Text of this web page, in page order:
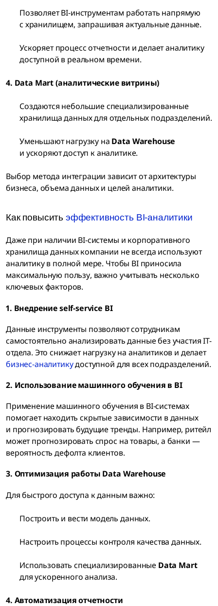
Позволяет BI-инструментам работать напрямую
с хранилищем, запрашивая актуальные данные.
Ускоряет процесс отчетности и делает аналитику
доступной в реальном времени.
4. Data Mart (аналитические витрины)
Создаются небольшие специализированные
хранилища данных для отдельных подразделений.
Уменьшают нагрузку на Data Warehouse
и ускоряют доступ к аналитике.
Выбор метода интеграции зависит от архитектуры
бизнеса, объема данных и целей аналитики.
Как повысить эффективность BI-аналитики
Даже при наличии BI-системы и корпоративного
хранилища данных компании не всегда используют
аналитику в полной мере. Чтобы BI приносила
максимальную пользу, важно учитывать несколько
ключевых факторов.
1. Внедрение self-service BI
Данные инструменты позволяют сотрудникам
самостоятельно анализировать данные без участия IT-
отдела. Это снижает нагрузку на аналитиков и делает
бизнес-аналитикудоступной для всех подразделений.
2. Использование машинного обучения в BI
Применение машинного обучения в BI-системах
помогает находить скрытые зависимости в данных
и прогнозировать будущие тренды. Например, ритейл
может прогнозировать спрос на товары, а банки —
вероятность дефолта клиентов.
3. Оптимизация работы Data Warehouse
Для быстрого доступа к данным важно:
Построить и вести модель данных.
Настроить процессы контроля качества данных.
Использовать специализированные Data Mart
для ускоренного анализа.
4. Автоматизация отчетности